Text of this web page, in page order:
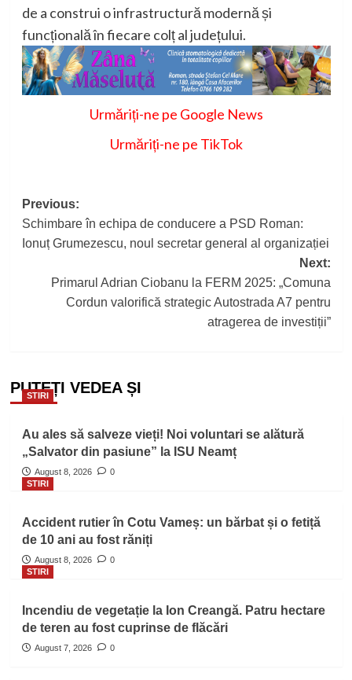
de a construi o infrastructură modernă și
funcțională în fiecare colț al județului.
Urmăriți-ne pe Google News
Urmăriți-ne pe TikTok
Post
navigation
Previous:
Schimbare în echipa de conducere a PSD Roman:
Ionuț Grumezescu, noul secretar general al organizației
Next:
Primarul Adrian Ciobanu la FERM 2025: „Comuna
Cordun valorifică strategic Autostrada A7 pentru
atragerea de investiții”
PUTEȚI VEDEA ȘI
STIRI
Au ales să salveze vieți! Noi voluntari se alătură
„Salvator din pasiune” la ISU Neamț
August 8, 2026
0
STIRI
Accident rutier în Cotu Vameș: un bărbat și o fetiță
de 10 ani au fost răniți
August 8, 2026
0
STIRI
Incendiu de vegetație la Ion Creangă. Patru hectare
de teren au fost cuprinse de flăcări
August 7, 2026 0